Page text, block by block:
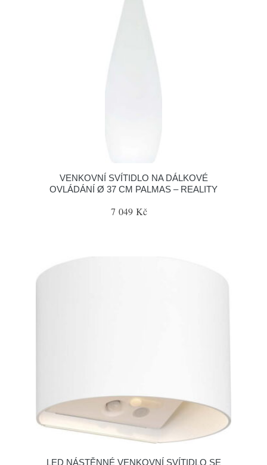
VENKOVNÍ SVÍTIDLO NA DÁLKOVÉ
OVLÁDÁNÍ Ø 37 CM PALMAS – REALITY
7 049 Kč
LED NÁSTĚNNÉ VENKOVNÍ SVÍTIDLO SE